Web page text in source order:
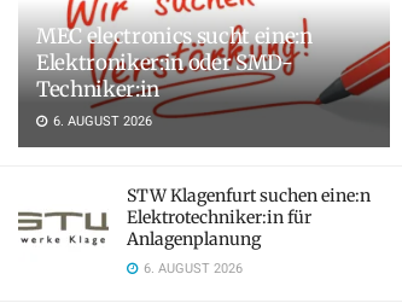
MEC electronics sucht eine:n
Elektroniker:in oder SMD-
Techniker:in
6. AUGUST 2026
STW Klagenfurt suchen eine:n
Elektrotechniker:in für
Anlagenplanung
6. AUGUST 2026